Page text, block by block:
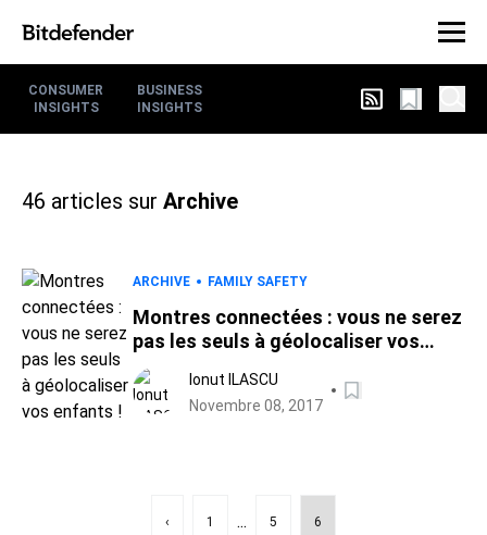
CONSUMER
INSIGHTS
BUSINESS
INSIGHTS
46 articles sur Archive
ARCHIVE FAMILY SAFETY
Montres connectées : vous ne serez
pas les seuls à géolocaliser vos
enfants !
Ionut ILASCU
Novembre 08, 2017
‹ 1 ... 5 6